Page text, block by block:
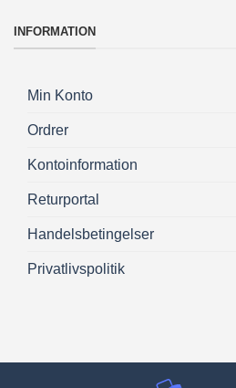
INFORMATION
Min Konto
Ordrer
Kontoinformation
Returportal
Handelsbetingelser
Privatlivspolitik